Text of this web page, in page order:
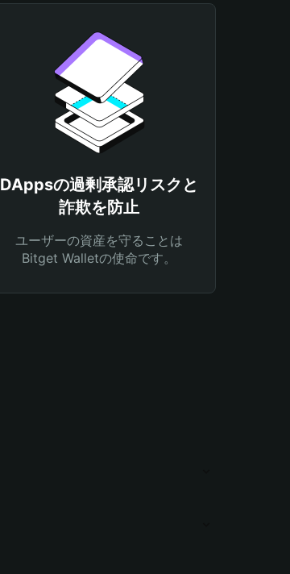
DAppsの過剰承認リスクと
詐欺を防止
ユーザーの資産を守ることは
Bitget Walletの使命です。